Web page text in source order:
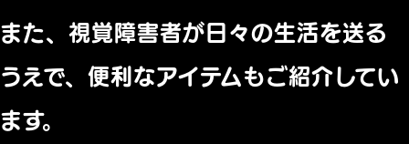
また、視覚障害者が日々の生活を送る
うえで、便利なアイテムもご紹介してい
ます。